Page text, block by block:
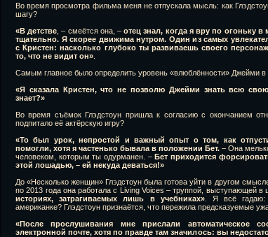
Во время просмотра фильма меня не отпускала мысль: как
шагу?
«В детстве , – смеётся она, –отец знал, когда я вру по огоньку
тщательно. Я скорее движима нутром. Один из самых
с Кристен: насколько глубоко ты развиваешь своего
то, что не видит он»
Самым главное было определить уровень «влюблённости» Джейми в
«Я сказала Кристен, что не позволю Джейми знать всю
знает?»
Во время съёмок Глэдстоун пришла к согласию с окончанием
подпитало её актёрскую игру?
«То был урок, непростой и важный опыт о том, как
помогли, хотя я частенько бывала в положении Бет. – Она
человеком, которым ты одурманен. –Бет приходится
этой лошадью, – ей некуда деваться!»
До «Несколько женщин» Глэдстоун была готова уйти в другом
по 2013 года она работала с Living Voices – труппой, выступающей в
историях, затрагиваемых лишь в учебниках». Я всё гадаю:
американке? Глэдстоун признаётся, что пережила предсказуемые
«После прослушивания мне прислали автоматическое
электронной почте, хотя по правде там значилось: вы